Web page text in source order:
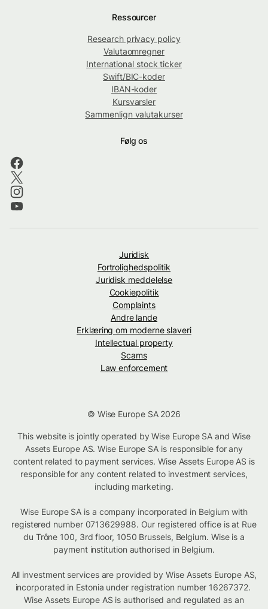
Ressourcer
Research privacy policy
Valutaomregner
International stock ticker
Swift/BIC-koder
IBAN-koder
Kursvarsler
Sammenlign valutakurser
Følg os
Juridisk
Fortrolighedspolitik
Juridisk meddelelse
Cookiepolitik
Complaints
Andre lande
Erklæring om moderne slaveri
Intellectual property
Scams
Law enforcement
© Wise Europe SA 2026
This website is jointly operated by Wise Europe SA and Wise
Assets Europe AS. Wise Europe SA is responsible for any
content related to payment services. Wise Assets Europe AS is
responsible for any content related to investment services,
including marketing.
Wise Europe SA is a company incorporated in Belgium with
registered number 0713629988. Our registered office is at Rue
du Trône 100, 3rd floor, 1050 Brussels, Belgium. Wise is a
payment institution authorised in Belgium.
All investment services are provided by Wise Assets Europe AS,
incorporated in Estonia under registration number 16267372.
Wise Assets Europe AS is authorised and regulated as an